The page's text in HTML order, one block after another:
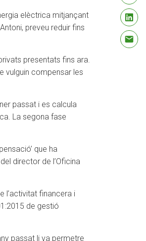
elèctrica mitjançant
preveu reduir fins
presentats fins ara.
vulguin compensar les
passat i es calcula
La segona fase
que ha
director de l’Oficina
l’activitat financera i
de gestió
passat li va permetre